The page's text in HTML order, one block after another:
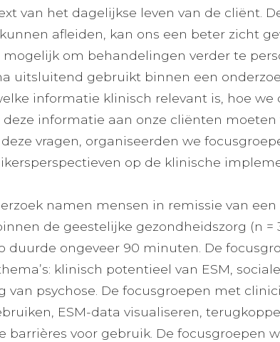
van het dagelijkse leven van de cliënt.
afleiden, kan ons een beter zicht
om behandelingen verder te
uitsluitend gebruikt binnen een
informatie klinisch relevant is, hoe
deze informatie aan onze cliënten
vragen, organiseerden we
op de klinische
namen mensen in remissie van
de geestelijke gezondheidszorg (n =
duurde ongeveer 90 minuten. De
klinisch potentieel van ESM,
van psychose. De focusgroepen met
ESM-data visualiseren,
barrières voor gebruik. De focusgroepen